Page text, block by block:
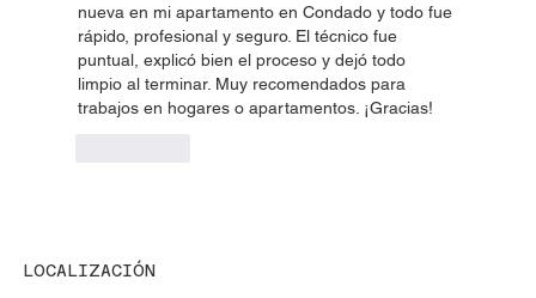
nueva en mi apartamento en Condado y todo fue
rápido, profesional y seguro. El técnico fue
puntual, explicó bien el proceso y dejó todo
limpio al terminar. Muy recomendados para
trabajos en hogares o apartamentos. ¡Gracias!
LOCALIZACIÓN